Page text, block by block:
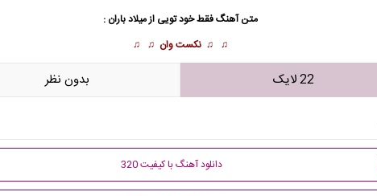
متن آهنگ فقط خود تویی ازمیلاد باران :
♫ ♫ نکست وان ♫ ♫
22 لایک بدون نظر
دانلود آهنگ با کیفیت 320